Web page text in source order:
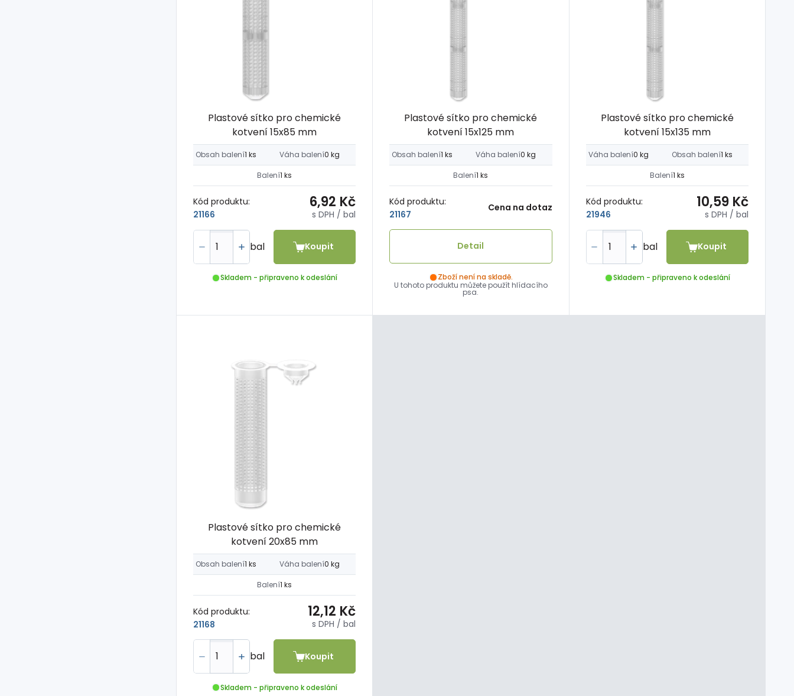
Plastové sítko pro chemické
kotvení 15x85 mm
Obsah balení1 ks Váha balení0 kg
Balení1 ks
Kód produktu:
21166
6,92 Kč
s DPH / bal
bal Koupit
Skladem - připraveno k odeslání
Plastové sítko pro chemické
kotvení 15x125 mm
Obsah balení1 ks Váha balení0 kg
Balení1 ks
Kód produktu:
21167
Cena na dotaz
Detail
Zboží není na skladě.
U tohoto produktu můžete použít hlídacího
psa.
Plastové sítko pro chemické
kotvení 15x135 mm
Váha balení0 kg Obsah balení1 ks
Balení1 ks
Kód produktu:
21946
10,59 Kč
s DPH / bal
bal Koupit
Skladem - připraveno k odeslání
Plastové sítko pro chemické
kotvení 20x85 mm
Obsah balení1 ks Váha balení0 kg
Balení1 ks
Kód produktu:
21168
12,12 Kč
s DPH / bal
bal Koupit
Skladem - připraveno k odeslání